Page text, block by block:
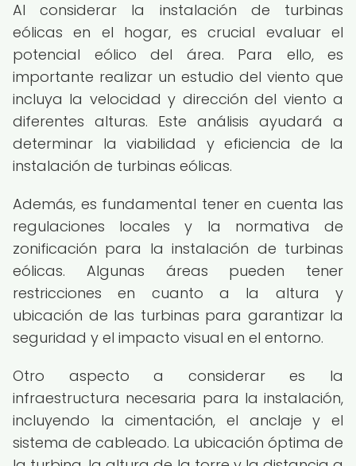
Al considerar la instalación de turbinas
eólicas en el hogar, es crucial evaluar el
potencial eólico del área. Para ello, es
importante realizar un estudio del viento que
incluya la velocidad y dirección del viento a
diferentes alturas. Este análisis ayudará a
determinar la viabilidad y eficiencia de la
instalación de turbinas eólicas.
Además, es fundamental tener en cuenta las
regulaciones locales y la normativa de
zonificación para la instalación de turbinas
eólicas. Algunas áreas pueden tener
restricciones en cuanto a la altura y
ubicación de las turbinas para garantizar la
seguridad y el impacto visual en el entorno.
Otro aspecto a considerar es la
infraestructura necesaria para la instalación,
incluyendo la cimentación, el anclaje y el
sistema de cableado. La ubicación óptima de